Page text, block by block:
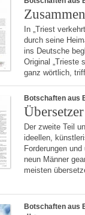
In „Triest
durch seine
ins Deutsche
Original „Trieste
ganz wörtlich,
Botschaften aus
Der zweite Teil
ideellen,
Forderungen
neun Männer
meisten
Botschaften aus